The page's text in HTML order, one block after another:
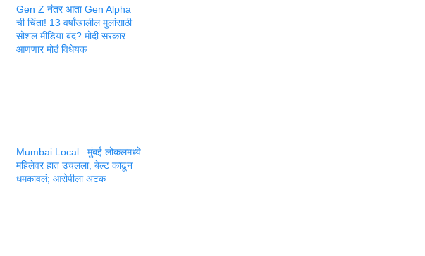
Gen Z नंतर आता Gen Alpha
ची चिंता! 13 वर्षांखालील मुलांसाठी
सोशल मीडिया बंद? मोदी सरकार
आणणार मोठं विधेयक
Mumbai Local : मुंबई लोकलमध्ये
महिलेवर हात उचलला, बेल्ट काढून
धमकावलं; आरोपीला अटक